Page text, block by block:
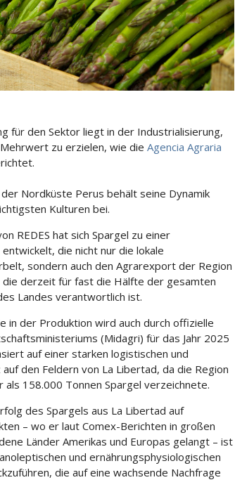
für den Sektor liegt in der Industrialisierung,
zu erzielen, wie die Agencia Agraria
Nordküste Perus behält seine Dynamik
Kulturen bei.
REDES hat sich Spargel zu einer
die nicht nur die lokale
sondern auch den Agrarexport der Region
die derzeit für fast die Hälfte der gesamten
Landes verantwortlich ist.
in der Produktion wird auch durch offizielle
(Midagri) für das Jahr 2025
auf einer starken logistischen und
den Feldern von La Libertad, da die Region
als 158.000 Tonnen Spargel verzeichnete.
des Spargels aus La Libertad auf
– wo er laut Comex-Berichten in großen
Länder Amerikas und Europas gelangt – ist
und ernährungsphysiologischen
die auf eine wachsende Nachfrage